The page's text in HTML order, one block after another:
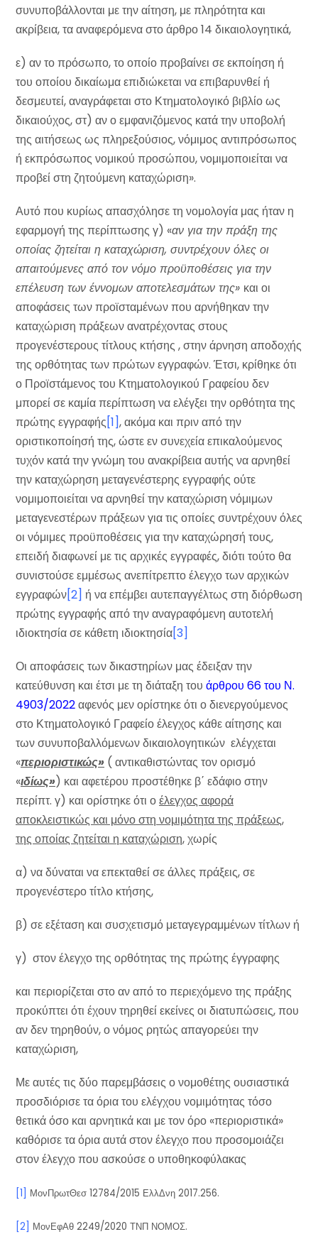
συνυποβάλλονται με την αίτηση, με πληρότητα και
ακρίβεια, τα αναφερόμενα στο άρθρο 14 δικαιολογητικά,
ε) αν το πρόσωπο, το οποίο προβαίνει σε εκποίηση ή
του οποίου δικαίωμα επιδιώκεται να επιβαρυνθεί ή
δεσμευτεί, αναγράφεται στο Κτηματολογικό βιβλίο ως
δικαιούχος, στ) αν ο εμφανιζόμενος κατά την υποβολή
της αιτήσεως ως πληρεξούσιος, νόμιμος αντιπρόσωπος
ή εκπρόσωπος νομικού προσώπου, νομιμοποιείται να
προβεί στη ζητούμενη καταχώριση».
Αυτό που κυρίως απασχόλησε τη νομολογία μας ήταν η
εφαρμογή της περίπτωσης γ) «αν για την πράξη της
οποίας ζητείται η καταχώριση, συντρέχουν όλες οι
απαιτούμενες από τον νόμο προϋποθέσεις για την
επέλευση των έννομων αποτελεσμάτων της» και οι
αποφάσεις των προϊσταμένων που αρνήθηκαν την
καταχώριση πράξεων ανατρέχοντας στους
προγενέστερους τίτλους κτήσης , στην άρνηση αποδοχής
της ορθότητας των πρώτων εγγραφών. Έτσι, κρίθηκε ότι
ο Προϊστάμενος του Κτηματολογικού Γραφείου δεν
μπορεί σε καμία περίπτωση να ελέγξει την ορθότητα της
πρώτης εγγραφής[1], ακόμα και πριν από την
οριστικοποίησή της, ώστε εν συνεχεία επικαλούμενος
τυχόν κατά την γνώμη του ανακρίβεια αυτής να αρνηθεί
την καταχώρηση μεταγενέστερης εγγραφής ούτε
νομιμοποιείται να αρνηθεί την καταχώριση νόμιμων
μεταγενεστέρων πράξεων για τις οποίες συντρέχουν όλες
οι νόμιμες προϋποθέσεις για την καταχώρησή τους,
επειδή διαφωνεί με τις αρχικές εγγραφές, διότι τούτο θα
συνιστούσε εμμέσως ανεπίτρεπτο έλεγχο των αρχικών
εγγραφών[2] ή να επέμβει αυτεπαγγέλτως στη διόρθωση
πρώτης εγγραφής από την αναγραφόμενη αυτοτελή
ιδιοκτησία σε κάθετη ιδιοκτησία[3]
Οι αποφάσεις των δικαστηρίων μας έδειξαν την
κατεύθυνση και έτσι με τη διάταξη του άρθρου 66 του Ν.
4903/2022αφενός μεν ορίστηκε ότι ο διενεργούμενος
στο Κτηματολογικό Γραφείο έλεγχος κάθε αίτησης και
των συνυποβαλλόμενων δικαιολογητικών ελέγχεται
«περιοριστικώς» ( αντικαθιστώντας τον ορισμό
«ιδίως») και αφετέρου προστέθηκε β΄ εδάφιο στην
περίπτ. γ) και ορίστηκε ότι οέλεγχος αφορά
αποκλειστικώς και μόνο στη νομιμότητα της πράξεως,
της οποίας ζητείται η καταχώριση,χωρίς
α) να δύναται να επεκταθεί σε άλλες πράξεις, σε
προγενέστερο τίτλο κτήσης,
β) σε εξέταση και συσχετισμό μεταγεγραμμένων τίτλων ή
γ) στον έλεγχο της ορθότητας της πρώτης έγγραφης
και περιορίζεται στο αν από το περιεχόμενο της πράξης
προκύπτει ότι έχουν τηρηθεί εκείνες οι διατυπώσεις, που
αν δεν τηρηθούν, ο νόμος ρητώς απαγορεύει την
καταχώριση,
Με αυτές τις δύο παρεμβάσεις ο νομοθέτης ουσιαστικά
προσδιόρισε τα όρια του ελέγχου νομιμότητας τόσο
θετικά όσο και αρνητικά και με τον όρο «περιοριστικά»
καθόρισε τα όρια αυτά στον έλεγχο που προσομοιάζει
στον έλεγχο που ασκούσε ο υποθηκοφύλακας
[1] ΜονΠρωτΘεσ 12784/2015 ΕλλΔνη 2017.256.
[2] ΜονΕφΑθ 2249/2020 ΤΝΠ ΝΟΜΟΣ.